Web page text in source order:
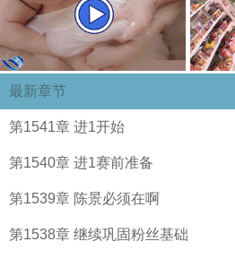
最新章节
第1541章 进1开始
第1540章 进1赛前准备
第1539章 陈景必须在啊
第1538章 继续巩固粉丝基础